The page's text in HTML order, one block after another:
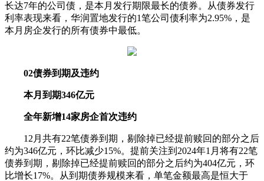
长达7年的公司债，是本月发行期限最长的债券。从债券发行
利率表现来看，华润置地发行的1笔公司债利率为2.95%，是
本月房企发行的所有债券中最低。
02债券到期及违约
本月到期346亿元
全年新增14家房企首次违约
12月共有22笔债券到期，剔除掉已经提前赎回的部分之后
约为346亿元，环比减少15%。提前关注到2024年1月将有22笔
债券到期，剔除掉已经提前赎回的部分之后约为404亿元，环
比增长17%。从到期债券规模来看，单笔金额最高是恒大于